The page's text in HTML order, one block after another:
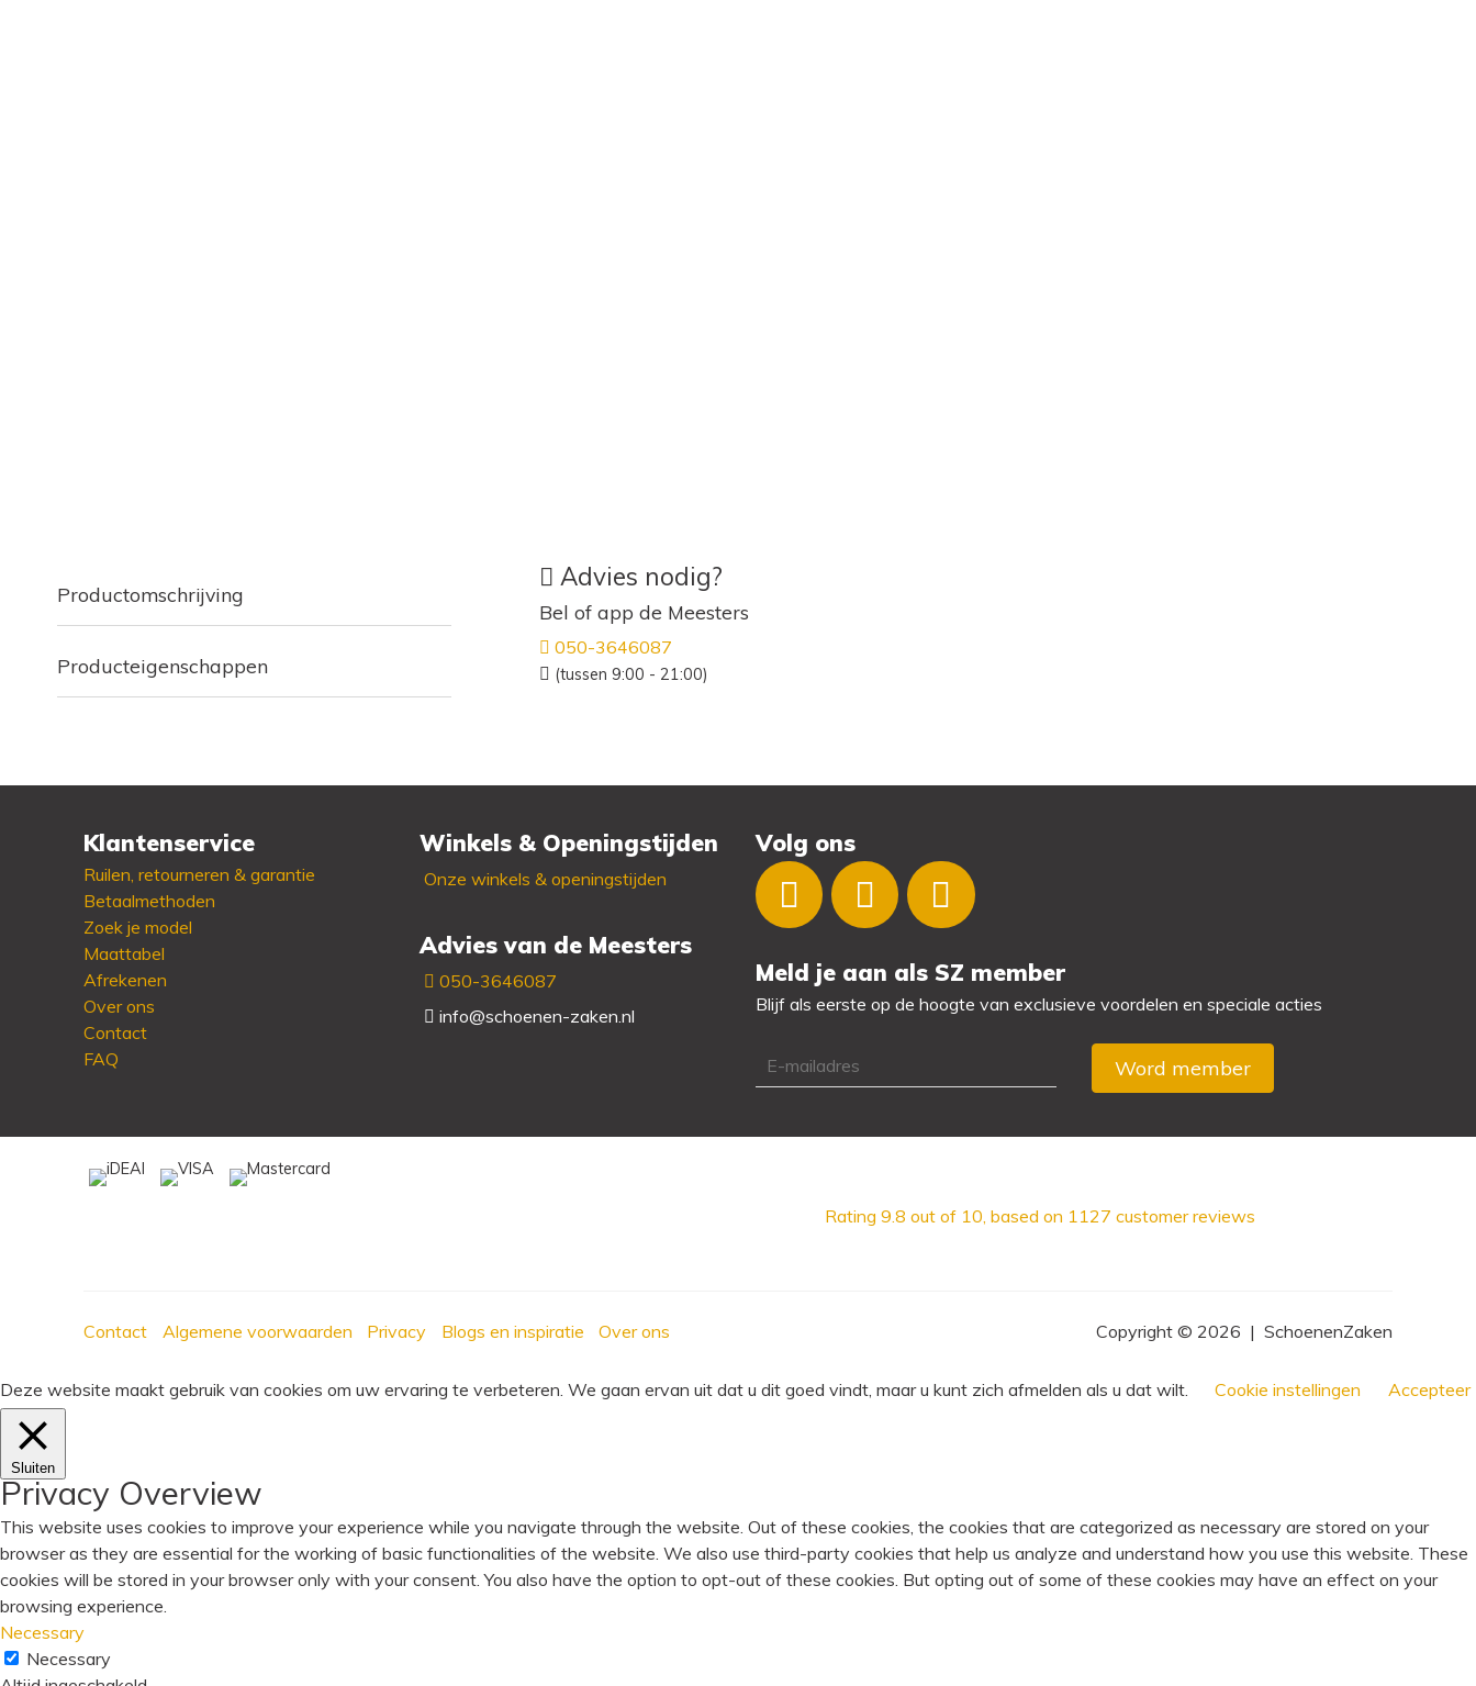
Productomschrijving
Producteigenschappen
Advies nodig?
Bel of app de Meesters
050-3646087
(tussen 9:00 - 21:00)
Klantenservice
Ruilen, retourneren & garantie
Betaalmethoden
Zoek je model
Maattabel
Afrekenen
Over ons
Contact
FAQ
Winkels & Openingstijden
Onze winkels & openingstijden
Advies van de Meesters
050-3646087
info@schoenen-zaken.nl
Volg ons
Meld je aan als SZ member
Blijf als eerste op de hoogte van exclusieve voordelen en speciale acties
Rating 9.8 out of 10, based on 1127 customer reviews
Contact Algemene voorwaarden Privacy Blogs en inspiratie Over ons Copyright © 2026 | SchoenenZaken
Deze website maakt gebruik van cookies om uw ervaring te verbeteren. We gaan ervan uit dat u dit goed vindt, maar u kunt zich afmelden als u dat wilt. Cookie instellingen Accepteer
Sluiten
Privacy Overview
This website uses cookies to improve your experience while you navigate through the website. Out of these cookies, the cookies that are categorized as necessary are stored on your
browser as they are essential for the working of basic functionalities of the website. We also use third-party cookies that help us analyze and understand how you use this website. These
cookies will be stored in your browser only with your consent. You also have the option to opt-out of these cookies. But opting out of some of these cookies may have an effect on your
browsing experience.
Necessary
Necessary